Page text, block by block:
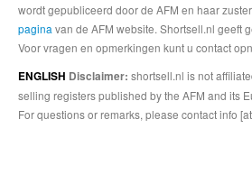
wordt gepubliceerd door de AFM en haar
pagina van de AFM website. Shortsell.nl geeft
Voor vragen en opmerkingen kunt u contact
ENGLISH Disclaimer: shortsell.nl is not
selling registers published by the AFM and its
For questions or remarks, please contact info